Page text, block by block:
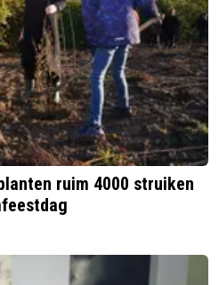
ruim 4000 struiken